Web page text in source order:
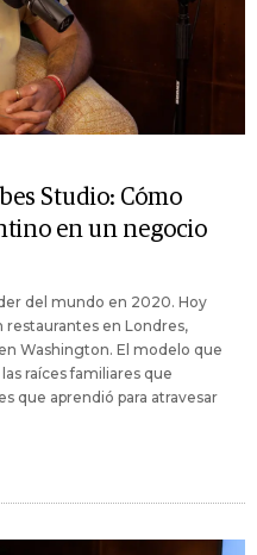
Studio: Cómo
en un negocio
del mundo en 2020. Hoy
restaurantes en Londres,
Washington. El modelo que
raíces familiares que
que aprendió para atravesar